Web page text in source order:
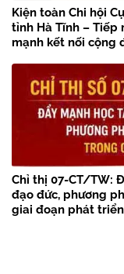
Kiện toàn Chi hội
tỉnh Hà Tĩnh – Tiếp
mạnh kết nối cộng
Chỉ thị 07-CT/TW:
đạo đức, phương
giai đoạn phát